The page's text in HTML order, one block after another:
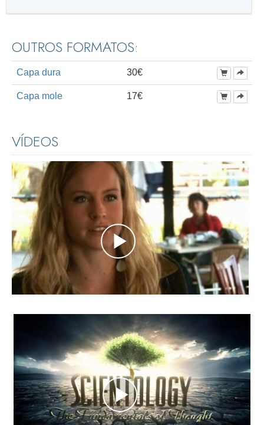
OUTROS FORMATOS:
Capa dura 30€
Capa mole 17€
VÍDEOS